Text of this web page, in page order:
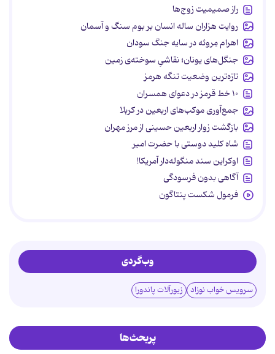
راز صمیمیت زوج‌ها
روایت هزاران ساله انسان بر بوم سنگ و آسمان
اهرام مِروئه در سایه جنگ سودان
جنگل‌های یونان؛ نقاشیِ سوخته‌ی زمین
تازه‌ترین وضعیت تنگه هرمز
۱۰ خط قرمز در دعوای همسران
جمع‌آوری موکب‌های اربعین در کربلا
بازگشت زوار اربعین حسینی از مرز مهران
شاه کلید دوستی با حضرت امیر
اوکراین سند منگوله‌دار آمریکا!
آگاهی بدون فرسودگی
فرمول شکست پنتاگون
وب‌گردی
سرویس خواب نوزاد زیورآلات پاندورا
پربحث‌ها